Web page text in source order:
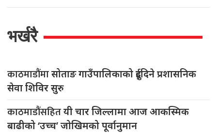
भर्खरै
काठमाडौंमासोताङ गाउँपालिकाको दुईदिने प्रशासनिक
सेवा शिविर सुरु
काठमाडौंसहितयी चार जिल्लामा आज आकस्मिक
बाढीको ‘उच्च’ जोखिमको पूर्वानुमान